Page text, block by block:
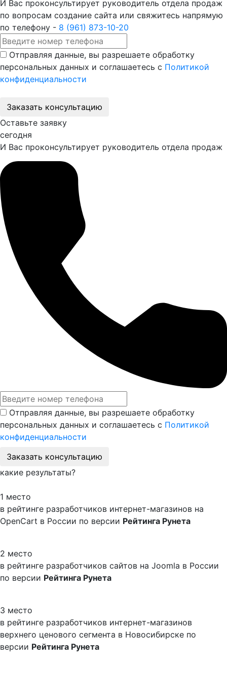
И Вас проконсультирует руководитель отдела продаж
по вопросам создание сайта или свяжитесь напрямую
по телефону - 8 (961) 873-10-20
Отправляя данные, вы разрешаете обработку
персональных данных и соглашаетесь с Политикой
конфиденциальности
Заказать консультацию
Оставьте заявку
сегодня
И Вас проконсультирует руководитель отдела продаж
Отправляя данные, вы разрешаете обработку
персональных данных и соглашаетесь с Политикой
конфиденциальности
Заказать консультацию
какие результаты?
1 место
в рейтинге разработчиков интернет-магазинов на
OpenCart в России по версии Рейтинга Рунета
2 место
в рейтинге разработчиков сайтов на Joomla в России
по версии Рейтинга Рунета
3 место
в рейтинге разработчиков интернет-магазинов
верхнего ценового сегмента в Новосибирске по
версии Рейтинга Рунета